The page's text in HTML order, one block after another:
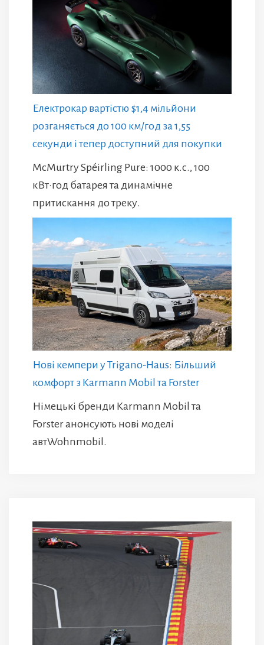
Електрокар вартістю $1,4 мільйони
розганяється до 100 км/год за 1,55
секунди і тепер доступний для покупки
McMurtry Spéirling Pure: 1000 к.с., 100
кВт·год батарея та динамічне
притискання до треку.
Нові кемпери у Trigano-Haus: Більший
комфорт з Karmann Mobil та Forster
Німецькі бренди Karmann Mobil та
Forster анонсують нові моделі
автWohnmobil.